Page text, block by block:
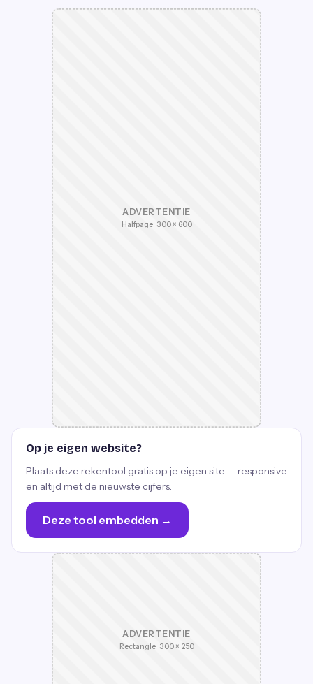
ADVERTENTIE
Halfpage · 300 × 600
Op je eigen website?
Plaats deze rekentool gratis op je eigen site — responsive
en altijd met de nieuwste cijfers.
Deze tool embedden →
ADVERTENTIE
Rectangle · 300 × 250